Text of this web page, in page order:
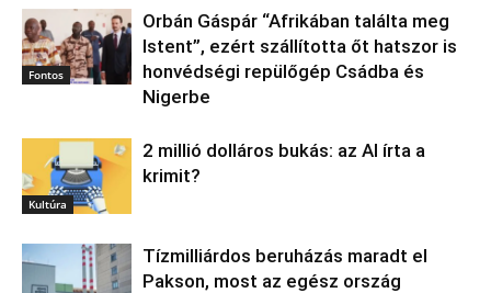
Fontos
Orbán Gáspár “Afrikában találta meg
Istent”, ezért szállította őt hatszor is
honvédségi repülőgép Csádba és
Nigerbe
Kultúra
2 millió dolláros bukás: az AI írta a
krimit?
Tízmilliárdos beruházás maradt el
Pakson, most az egész ország